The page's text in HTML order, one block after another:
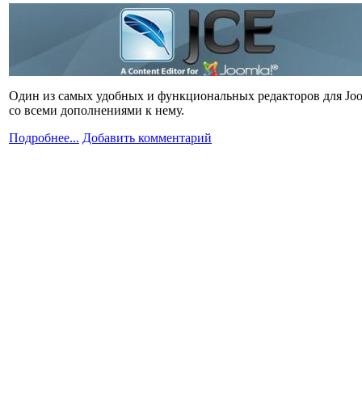
Один из самых удобных и функциональных редакторов для
со всеми дополнениями к нему.
Подробнее... Добавить комментарий